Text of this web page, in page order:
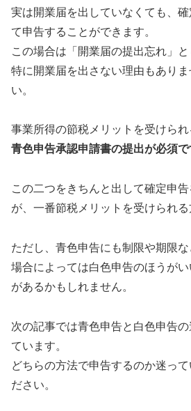
実は開業届を出していなくても、
て申告することができます。
この場合は「開業届の提出忘れ」と
特に開業届を出さない理由もあり
い。
事業所得の節税メリットを受けら
青色申告承認申請書の提出が必須で
この二つをきちんと出して確定申
が、一番節税メリットを受けられる
ただし、青色申告にも制限や期限な
場合によっては白色申告のほうが
があるかもしれません。
次の記事では青色申告と白色申告
ています。
どちらの方法で申告するのか迷っ
ださい。